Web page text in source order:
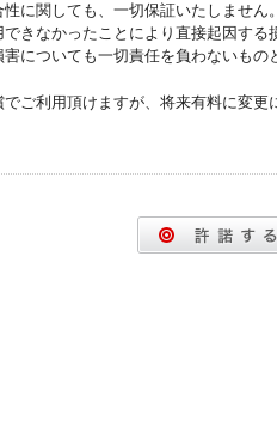
に関しても、一切保証いたしませ
きなかったことにより直接起因す
についても一切責任を負わないもの
ご利用頂けますが、将来有料に変